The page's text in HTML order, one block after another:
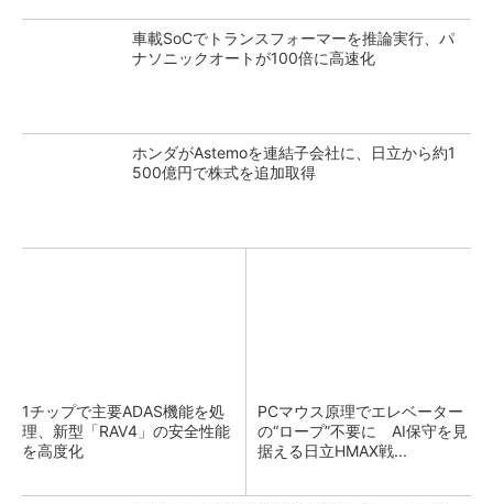
車載SoCでトランスフォーマーを推論実行、パ
ナソニックオートが100倍に高速化
ホンダがAstemoを連結子会社に、日立から約1
500億円で株式を追加取得
1チップで主要ADAS機能を処
理、新型「RAV4」の安全性能
を高度化
PCマウス原理でエレベーター
の“ロープ”不要に AI保守を見
据える日立HMAX戦...